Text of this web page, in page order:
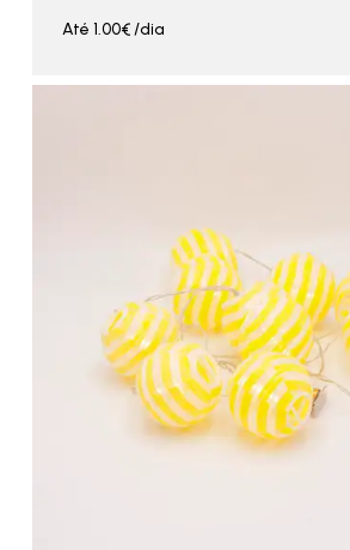
Até 1.00€/dia